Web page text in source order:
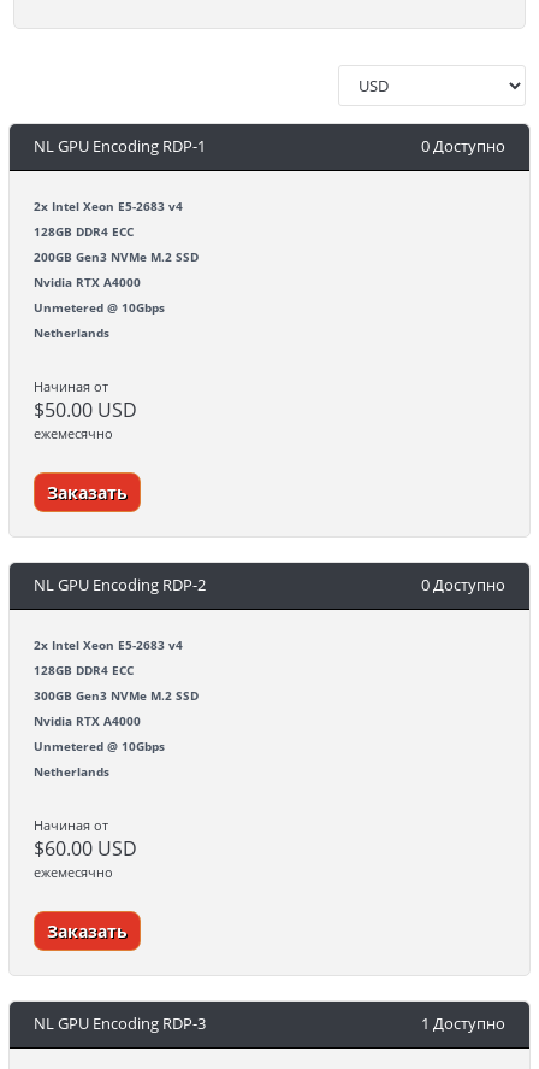
NL GPU Encoding RDP-1 0 Доступно
2x Intel Xeon E5-2683 v4
128GB DDR4 ECC
200GB Gen3 NVMe M.2 SSD
Nvidia RTX A4000
Unmetered @ 10Gbps
Netherlands
Начиная от
$50.00 USD
ежемесячно
Заказать
NL GPU Encoding RDP-2 0 Доступно
2x Intel Xeon E5-2683 v4
128GB DDR4 ECC
300GB Gen3 NVMe M.2 SSD
Nvidia RTX A4000
Unmetered @ 10Gbps
Netherlands
Начиная от
$60.00 USD
ежемесячно
Заказать
NL GPU Encoding RDP-3 1 Доступно